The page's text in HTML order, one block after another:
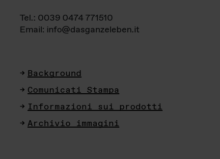
Tel.: 0039 0474 771510
Email: info@dasganzeleben.it
Background
Comunicati Stampa
Informazioni sui prodotti
Archivio immagini